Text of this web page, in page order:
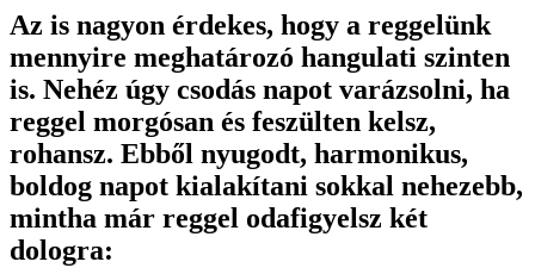
Az is nagyon érdekes, hogy a reggelünk
mennyire meghatározó hangulati szinten
is. Nehéz úgy csodás napot varázsolni, ha
reggel morgósan és feszülten kelsz,
rohansz. Ebből nyugodt, harmonikus,
boldog napot kialakítani sokkal nehezebb,
mintha már reggel odafigyelsz két
dologra: